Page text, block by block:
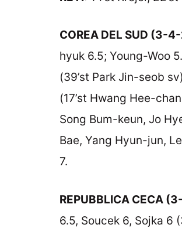
COREA DEL SUD (3-
hyuk 6.5; Young-Woo
(39’st Park Jin-seob
(17’st Hwang Hee-
Song Bum-keun, Jo
Bae, Yang Hyun-jun,
7.
REPUBBLICA CECA
6.5, Soucek 6, Sojka 6